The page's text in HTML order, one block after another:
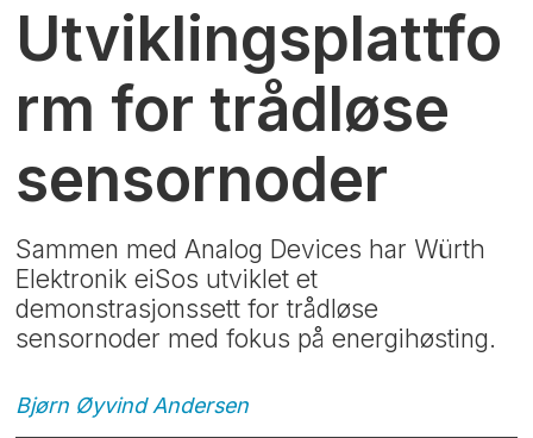
Utviklingsplattfo
rm for trådløse
sensornoder
Sammen med Analog Devices har Würth
Elektronik eiSos utviklet et
demonstrasjonssett for trådløse
sensornoder med fokus på energihøsting.
Bjørn Øyvind Andersen